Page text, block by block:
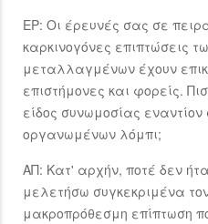
ΕΡ: Οι έρευνές σας σε
καρκινογόνες επιπτώσεις
μεταλλαγμένων έχουν
επιστήμονες και φορείς.
είδος συνωμοσίας
οργανωμένων λόμπι;
ΑΠ: Κατ' αρχήν, ποτέ δεν
μελετήσω συγκεκριμένα
μακροπρόθεσμη επίπτωση